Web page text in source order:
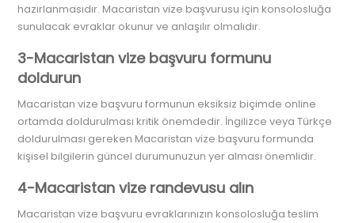
hazırlanmasıdır. Macaristan vize başvurusu için konsolosluğa
sunulacak evraklar okunur ve anlaşılır olmalıdır.
3-Macaristan vize başvuru formunu
doldurun
Macaristan vize başvuru formunun eksiksiz biçimde online
ortamda doldurulması kritik önemdedir. İngilizce veya Türkçe
doldurulması gereken Macaristan vize başvuru formunda
kişisel bilgilerin güncel durumunuzun yer alması önemlidir.
4-Macaristan vize randevusu alın
Macaristan vize başvuru evraklarınızın konsolosluğa teslim